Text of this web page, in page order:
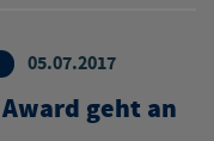
05.07.2017
geht an